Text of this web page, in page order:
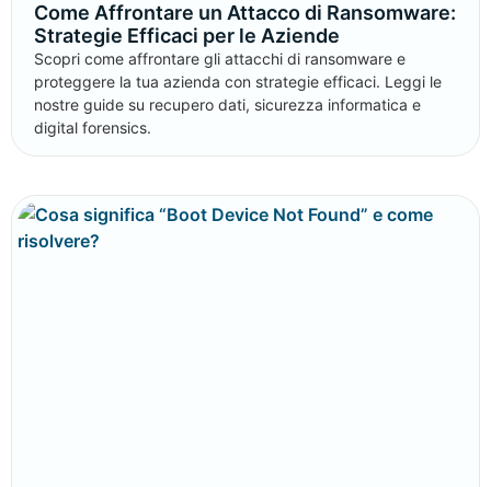
Come Affrontare un Attacco di Ransomware:
Strategie Efficaci per le Aziende
Scopri come affrontare gli attacchi di ransomware e
proteggere la tua azienda con strategie efficaci. Leggi le
nostre guide su recupero dati, sicurezza informatica e
digital forensics.